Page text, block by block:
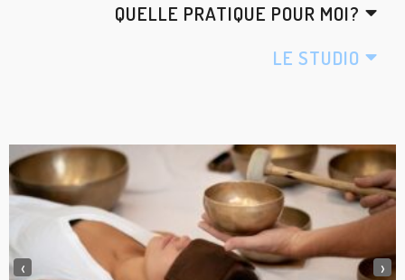
QUELLE PRATIQUE POUR MOI?
LE STUDIO
‹ ›